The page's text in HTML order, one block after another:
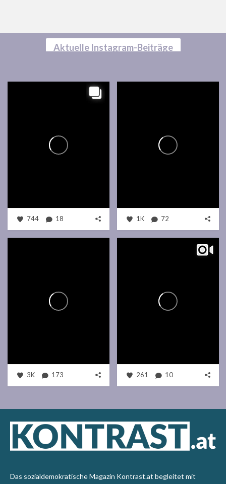
Aktuelle Instagram-Beiträge
744 18 1K 72
3K 173 261 10
Das sozialdemokratische Magazin Kontrast.at begleitet mit